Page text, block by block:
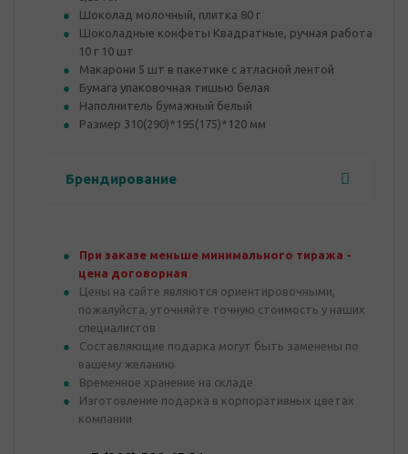
Шоколад молочный, плитка 80 г
Шоколадные конфеты Квадратные, ручная работа
10 г 10 шт
Макарони 5 шт в пакетике с атласной лентой
Бумага упаковочная тишью белая
Наполнитель бумажный белый
Размер 310(290)*195(175)*120 мм
Брендирование
При заказе меньше минимального тиража -
цена договорная
Цены на сайте являются ориентировочными,
пожалуйста, уточняйте точную стоимость у наших
специалистов
Составляющие подарка могут быть заменены по
вашему желанию
Временное хранение на складе
Изготовление подарка в корпоративных цветах
компании